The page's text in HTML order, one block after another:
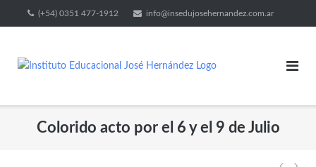
(+54) 0351 477-1912 info@insedujosehernandez.com.ar
Colorido acto por el 6 y el 9 de Julio